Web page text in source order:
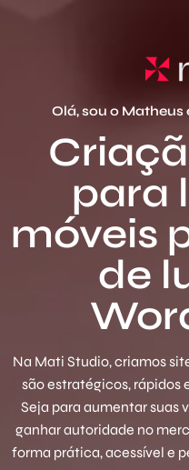
Olá, sou o
para
móveis
de
Na Mati Studio, criamos
são estratégicos, rápidos
Seja para aumentar suas
ganhar autoridade no
forma prática, acessível e